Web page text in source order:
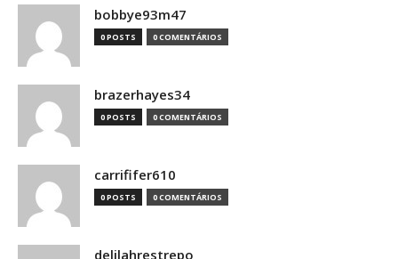
bobbye93m47
0 POSTS 0 COMENTÁRIOS
brazerhayes34
0 POSTS 0 COMENTÁRIOS
carrififer610
0 POSTS 0 COMENTÁRIOS
delilahrestrepo